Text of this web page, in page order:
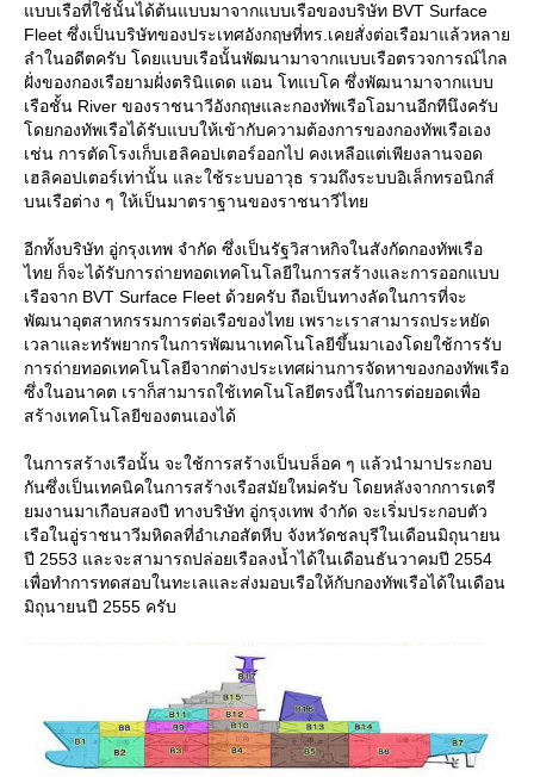
บบเรือที่ใช้นั้นได้ต้นแบบมาจากแบบเรือของบริษัท BVT Surface
Fleet ซึ่งเป็นบริษัทของประเทศอังกฤษที่ทร.เคยสั่งต่อเรือมาแล้วหลา
ลำในอดีตครับ โดยแบบเรือนั้นพัฒนามาจากแบบเรือตรวจการณ์ไกล
ฝั่งของกองเรือยามฝั่งตรินิแดด แอน โทแบโค ซึ่งพัฒนามาจากแบบ
เรือชั้น River ของราชนาวีอังกฤษและกองทัพเรือโอมานอีกทีนึงครับ
ดยกองทัพเรือได้รับแบบให้เข้ากับความต้องการของกองทัพเรือเอง
เช่น การตัดโรงเก็บเฮลิคอปเตอร์ออกไป คงเหลือแต่เพียงลานจอด
เฮลิคอปเตอร์เท่านั้น และใช้ระบบอาวุธ รวมถึงระบบอิเล็กทรอนิกส์
บนเรือต่าง ๆ ให้เป็นมาตราฐานของราชนาวีไท
อีกทั้งบริษัท อู่กรุงเทพ จำกัด ซึ่งเป็นรัฐวิสาหกิจในสังกัดกองทัพเรือ
ไทย ก็จะได้รับการถ่ายทอดเทคโนโลยีในการสร้างและการออกแบบ
เรือจาก BVT Surface Fleet ด้วยครับ ถือเป็นทางลัดในการที่จะ
พัฒนาอุตสาหกรรมการต่อเรือของไทย เพราะเราสามารถประหยัด
เวลาและทรัพยากรในการพัฒนาเทคโนโลยีขึ้นมาเองโดยใช้การรับ
การถ่ายทอดเทคโนโลยีจากต่างประเทศผ่านการจัดหาของกองทัพเรือ
ซึ่งในอนาคต เราก็สามารถใช้เทคโนโลยีตรงนี้ในการต่อยอดเพื่อ
สร้างเทคโนโลยีของตนเองได้
นการสร้างเรือนั้น จะใช้การสร้างเป็นบล็อค ๆ แล้วนำมาประกอบ
กันซึ่งเป็นเทคนิคในการสร้างเรือสมัยใหม่ครับ โดยหลังจากการเตรี
มงานมาเกือบสองปี ทางบริษัท อู่กรุงเทพ จำกัด จะเริ่มประกอบตัว
เรือในอู่ราชนาวีมหิดลที่อำเภอสัตหีบ จังหวัดชลบุรีในเดือนมิถุนายน
ปี 2553 และจะสามารถปล่อยเรือลงน้ำได้ในเดือนธันวาคมปี 2554
เพื่อทำการทดสอบในทะเลและส่งมอบเรือให้กับกองทัพเรือได้ในเดือน
มิถุนายนปี 2555 ครับ